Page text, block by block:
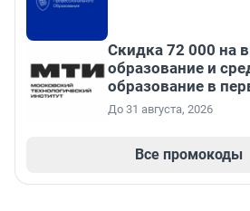
Скидка 72 000 на
образование и
образование в
До 31 августа, 2026
Все промокоды